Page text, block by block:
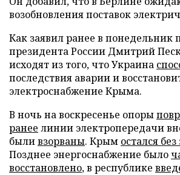
возобновления поставок
Как заявил ранее в понедельник
президента России Дмитрий
исходят из того, что Украина
последствия аварии и
электроснабжение Крыма.
В ночь на воскресенье опоры
ранее линии электропередачи
быливзорваны. Крым остался
Позднее энергоснабжение было
восстановлено, в республике